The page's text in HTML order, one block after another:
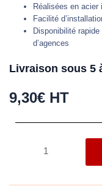
Réalisées en
Facilité
Disponibilité
d’agences
Livraison sous 5
9,30€ HT